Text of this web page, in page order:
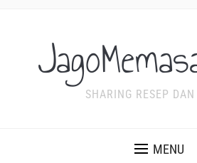
SHARING RESEP
MENU